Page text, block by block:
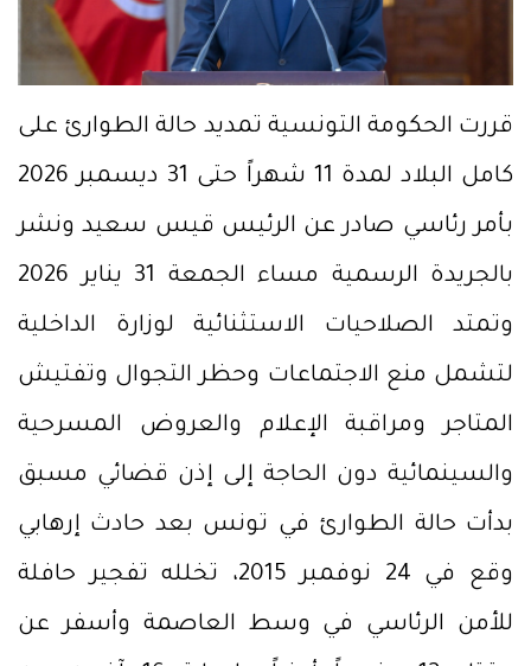
قررت الحكومة التونسية تمديد حالة الطوارئ على
كامل البلاد لمدة 11 شهراً حتى 31 ديسمبر 2026
بأمر رئاسي صادر عن الرئيس قيس سعيد ونشر
بالجريدة الرسمية مساء الجمعة 31 يناير 2026
وتمتد الصلاحيات الاستثنائية لوزارة الداخلية
لتشمل منع الاجتماعات وحظر التجوال وتفتيش
المتاجر ومراقبة الإعلام والعروض المسرحية
والسينمائية دون الحاجة إلى إذن قضائي مسبق
بدأت حالة الطوارئ في تونس بعد حادث إرهابي
وقع في 24 نوفمبر 2015، تخلله تفجير حافلة
للأمن الرئاسي في وسط العاصمة وأسفر عن